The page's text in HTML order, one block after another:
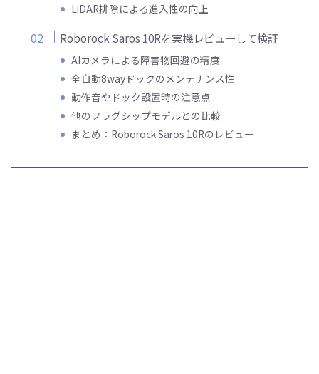
LiDAR排除による進入性の向上
Roborock Saros 10Rを実機レビューして検証
AIカメラによる障害物回避の精度
全自動8wayドックのメンテナンス性
動作音やドック設置時の注意点
他のフラグシップモデルとの比較
まとめ：Roborock Saros 10Rのレビュー